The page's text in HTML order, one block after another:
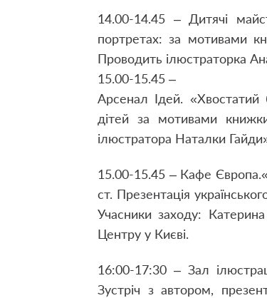
14.00-14.45 – Дитячі
портретах: за мотивами
Проводить ілюстраторка
15.00-15.45 –
Арсенал Ідей. «Хвостатий
дітей за мотивами
ілюстратора Наталки
15.00-15.45 – Кафе
ст. Презентація
Учасники заходу:
Центру у Києві.
16:00-17:30 – Зал
Зустріч з автором,